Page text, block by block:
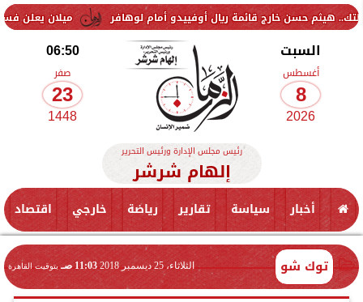
ميلان يعلن فسخ عقد إسماعيل قائمة ريال أوفييدو أمام لوهافر
السبت
أغسطس
8
2026
06:50
صفر
23
1448
رئيس مجلس الإدارة ورئيس التحرير
إلهام شرشر
أخبار سياسة تقارير رياضة خارجي اقتصاد
توك شو الثلاثاء، 25 ديسمبر 2018 11:03 صـ بتوقيت القاهرة